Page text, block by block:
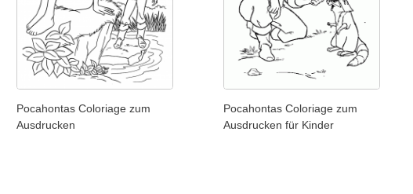
Pocahontas Coloriage zum
Ausdrucken
Pocahontas Coloriage zum
Ausdrucken für Kinder